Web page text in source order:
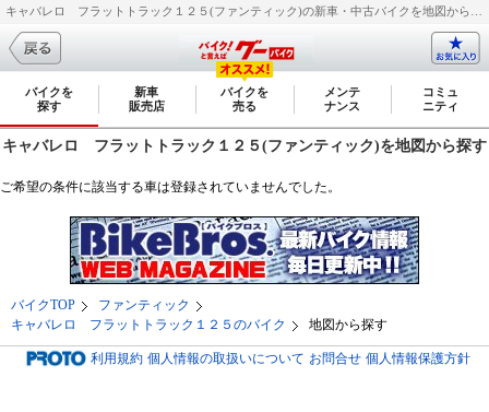
バイクを
探す
新車
販売店
バイクを
売る
メンテ
ナンス
コミュ
ニティ
キャバレロ フラットトラック１２５(ファンティック)を地図から探す
ご希望の条件に該当する車は登録されていませんでした。
バイクTOP
ファンティック
キャバレロ フラットトラック１２５のバイク
地図から探す
利用規約 個人情報の取扱いについて お問合せ 個人情報保護方針